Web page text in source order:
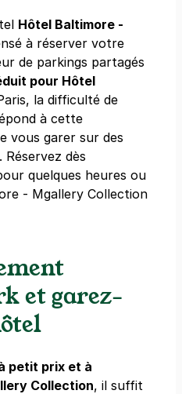
des Princes -
Billancourt
Hôtel Baltimore -
à réserver votre
de parkings partagés
pour Hôtel
la difficulté de
à cette
vous garer sur des
dès
quelques heures ou
- Mgallery Collection
et garez-
petit prix et à
Collection, il suffit